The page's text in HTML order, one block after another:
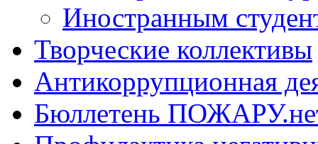
Иностранным
Творческие коллективы
Антикоррупционная
Бюллетень